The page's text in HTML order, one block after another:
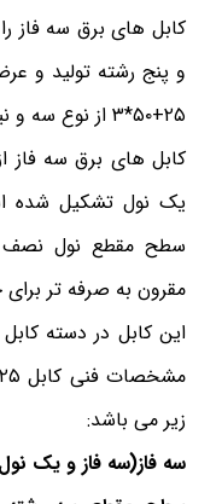
کابل های برق سه فاز
و پنج رشته تولید و
۲۵+۵۰*۳ از نوع سه و نیم رشته می باشد.
یک نول تشکیل شده
سطح مقطع نول نصف
مقرون به صرفه تر
این کابل در دسته
زیر می باشد:
سه فاز(سه فاز و یک